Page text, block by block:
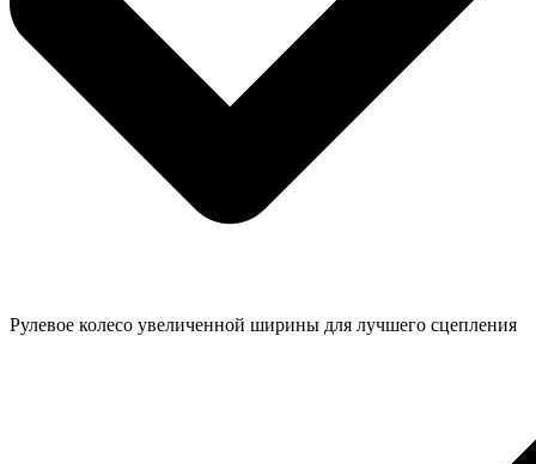
Рулевое колесо увеличенной ширины для лучшего сцепления